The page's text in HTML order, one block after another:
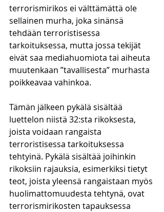
terrorismirikos ei välttämättä ole
sellainen murha, joka sinänsä
tehdään terroristisessa
tarkoituksessa, mutta jossa tekijät
eivät saa mediahuomiota tai aiheuta
muutenkaan ”tavallisesta” murhasta
poikkeavaa vahinkoa.
Tämän jälkeen pykälä sisältää
luettelon niistä 32:sta rikoksesta,
joista voidaan rangaista
terroristisessa tarkoituksessa
tehtyinä. Pykälä sisältää joihinkin
rikoksiin rajauksia, esimerkiksi tietyt
teot, joista yleensä rangaistaan myös
huolimattomuudesta tehtynä, ovat
terrorismirikosten tapauksessa